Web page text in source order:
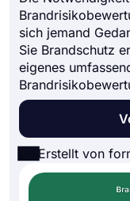
sich jemand
Sie Brandschutz
eigenes
Erstellt von